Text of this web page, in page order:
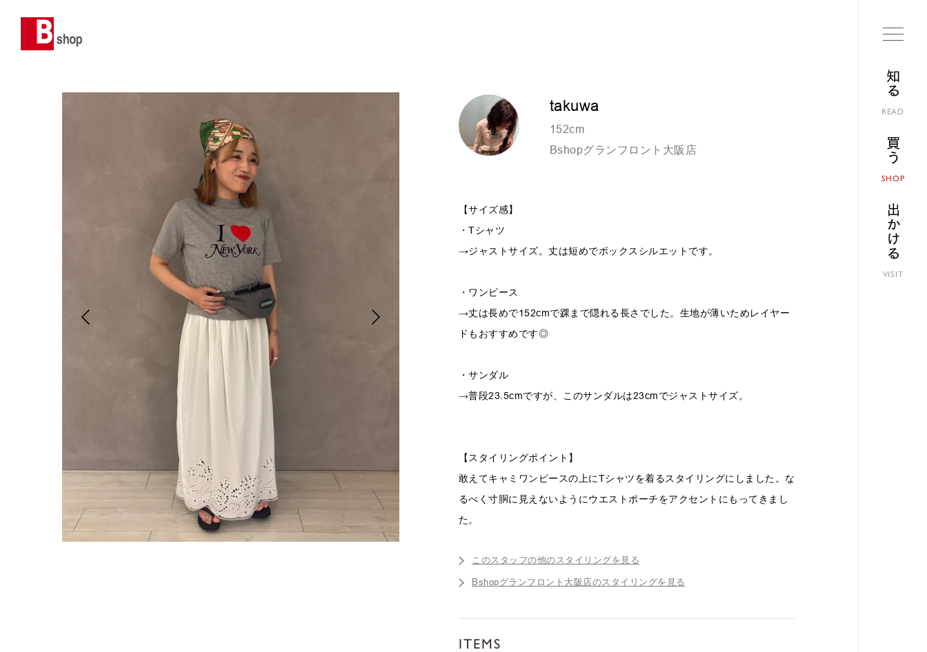
知る
READ
買う
SHOP
出かける
VISIT
takuwa
152cm
Bshopグランフロント大阪店
【サイズ感】
・Tシャツ
→ジャストサイズ。丈は短めでボックスシルエットです。
・ワンピース
→丈は長めで152cmで踝まで隠れる長さでした。生地が薄いためレイヤー
ドもおすすめです◎
・サンダル
→普段23.5cmですが、このサンダルは23cmでジャストサイズ。
【スタイリングポイント】
敢えてキャミワンピースの上にTシャツを着るスタイリングにしました。な
るべく寸胴に見えないようにウエストポーチをアクセントにもってきまし
た。
このスタッフの他のスタイリングを見る
Bshopグランフロント大阪店のスタイリングを見る
ITEMS